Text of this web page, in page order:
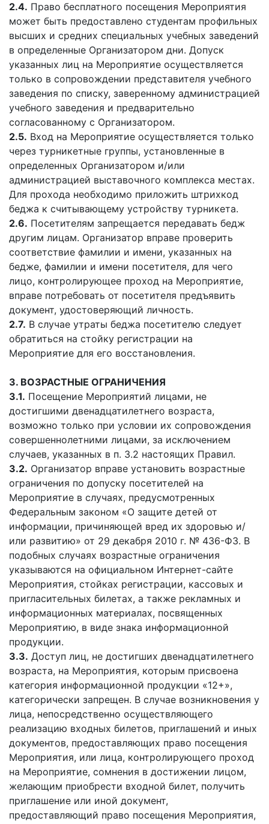
2.4. Право бесплатного посещения Мероприятия
может быть предоставлено студентам профильных
высших и средних специальных учебных заведений
в определенные Организатором дни. Допуск
указанных лиц на Мероприятие осуществляется
только в сопровождении представителя учебного
заведения по списку, заверенному администрацией
учебного заведения и предварительно
согласованному с Организатором.
2.5. Вход на Мероприятие осуществляется только
через турникетные группы, установленные в
определенных Организатором и/или
администрацией выставочного комплекса местах.
Для прохода необходимо приложить штрихкод
беджа к считывающему устройству турникета.
2.6. Посетителям запрещается передавать бедж
другим лицам. Организатор вправе проверить
соответствие фамилии и имени, указанных на
бедже, фамилии и имени посетителя, для чего
лицо, контролирующее проход на Мероприятие,
вправе потребовать от посетителя предъявить
документ, удостоверяющий личность.
2.7. В случае утраты беджа посетителю следует
обратиться на стойку регистрации на
Мероприятие для его восстановления.
3. ВОЗРАСТНЫЕ ОГРАНИЧЕНИЯ
3.1. Посещение Мероприятий лицами, не
достигшими двенадцатилетнего возраста,
возможно только при условии их сопровождения
совершеннолетними лицами, за исключением
случаев, указанных в п. 3.2 настоящих Правил.
3.2. Организатор вправе установить возрастные
ограничения по допуску посетителей на
Мероприятие в случаях, предусмотренных
Федеральным законом «О защите детей от
информации, причиняющей вред их здоровью и/
или развитию» от 29 декабря 2010 г. № 436-ФЗ. В
подобных случаях возрастные ограничения
указываются на официальном Интернет-сайте
Мероприятия, стойках регистрации, кассовых и
пригласительных билетах, а также рекламных и
информационных материалах, посвященных
Мероприятию, в виде знака информационной
продукции.
3.3. Доступ лиц, не достигших двенадцатилетнего
возраста, на Мероприятия, которым присвоена
категория информационной продукции «12+»,
категорически запрещен. В случае возникновения у
лица, непосредственно осуществляющего
реализацию входных билетов, приглашений и иных
документов, предоставляющих право посещения
Мероприятия, или лица, контролирующего проход
на Мероприятие, сомнения в достижении лицом,
желающим приобрести входной билет, получить
приглашение или иной документ,
предоставляющий право посещения Мероприятия,